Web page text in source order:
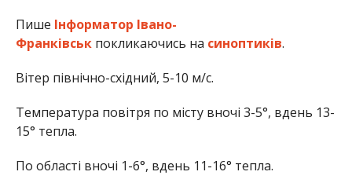
Пише Інформатор Івано-
Франківськпокликаючись на синоптиків.
Вітер північно-східний, 5-10 м/с.
Температура повітря по місту вночі 3-5°, вдень 13-
15° тепла.
По області вночі 1-6°, вдень 11-16° тепла.